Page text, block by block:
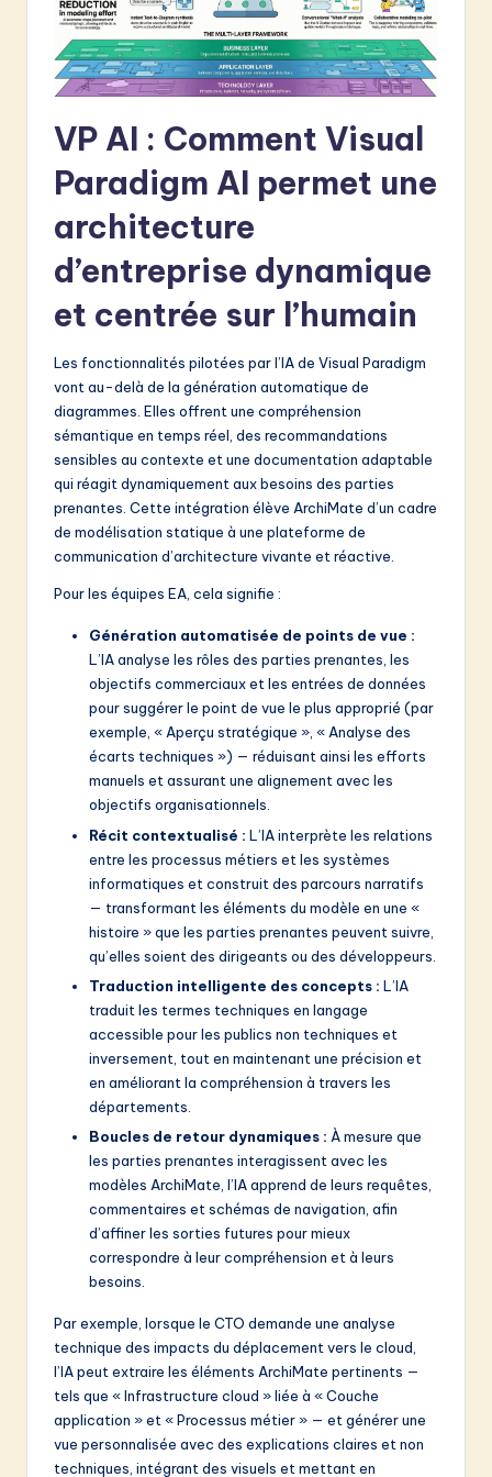
ti
o
VP AI : Comment Visual
Paradigm AI permet une
architecture
d’entreprise dynamique
et centrée sur l’humain
Les fonctionnalités pilotées par l’IA de Visual Paradigm
vont au-delà de la génération automatique de
diagrammes. Elles offrent une compréhension
sémantique en temps réel, des recommandations
sensibles au contexte et une documentation adaptable
qui réagit dynamiquement aux besoins des parties
prenantes. Cette intégration élève ArchiMate d’un cadre
de modélisation statique à une plateforme de
communication d’architecture vivante et réactive.
Pour les équipes EA, cela signifie :
Génération automatisée de points de vue :
L’IA analyse les rôles des parties prenantes, les
objectifs commerciaux et les entrées de données
pour suggérer le point de vue le plus approprié (par
exemple, « Aperçu stratégique », « Analyse des
écarts techniques ») — réduisant ainsi les efforts
manuels et assurant une alignement avec les
objectifs organisationnels.
Récit contextualisé : L’IA interprète les relations
entre les processus métiers et les systèmes
informatiques et construit des parcours narratifs
— transformant les éléments du modèle en une «
histoire » que les parties prenantes peuvent suivre,
qu’elles soient des dirigeants ou des développeurs.
Traduction intelligente des concepts : L’IA
traduit les termes techniques en langage
accessible pour les publics non techniques et
inversement, tout en maintenant une précision et
en améliorant la compréhension à travers les
départements.
Boucles de retour dynamiques : À mesure que
les parties prenantes interagissent avec les
modèles ArchiMate, l’IA apprend de leurs requêtes,
commentaires et schémas de navigation, afin
d’affiner les sorties futures pour mieux
correspondre à leur compréhension et à leurs
besoins.
Par exemple, lorsque le CTO demande une analyse
technique des impacts du déplacement vers le cloud,
l’IA peut extraire les éléments ArchiMate pertinents —
tels que « Infrastructure cloud » liée à « Couche
application » et « Processus métier » — et générer une
vue personnalisée avec des explications claires et non
techniques, intégrant des visuels et mettant en